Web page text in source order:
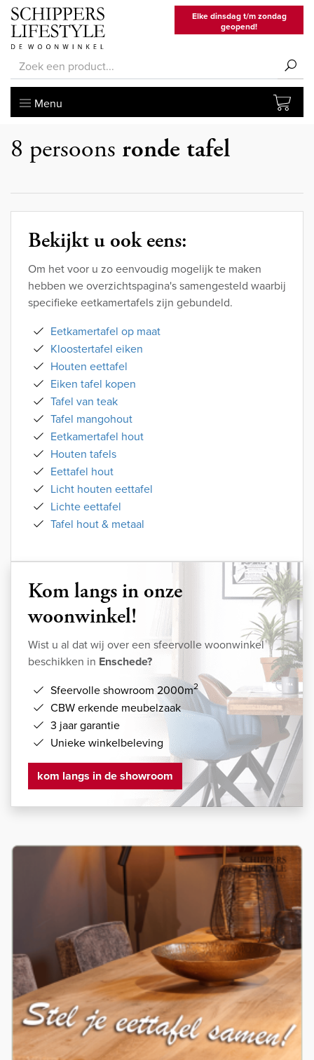
Elke dinsdag t/m zondag
geopend!
Menu
8 persoons ronde tafel
Bekijkt u ook eens:
Om het voor u zo eenvoudig mogelijk te maken
hebben we overzichtspagina's samengesteld waarbij
specifieke eetkamertafels zijn gebundeld.
Eetkamertafel op maat
Kloostertafel eiken
Houten eettafel
Eiken tafel kopen
Tafel van teak
Tafel mangohout
Eetkamertafel hout
Houten tafels
Eettafel hout
Licht houten eettafel
Lichte eettafel
Tafel hout & metaal
Kom langs in onze
woonwinkel!
Wist u al dat wij over een sfeervolle woonwinkel
beschikken in Enschede?
Sfeervolle showroom 2000m2
CBW erkende meubelzaak
3 jaar garantie
Unieke winkelbeleving
kom langs in de showroom